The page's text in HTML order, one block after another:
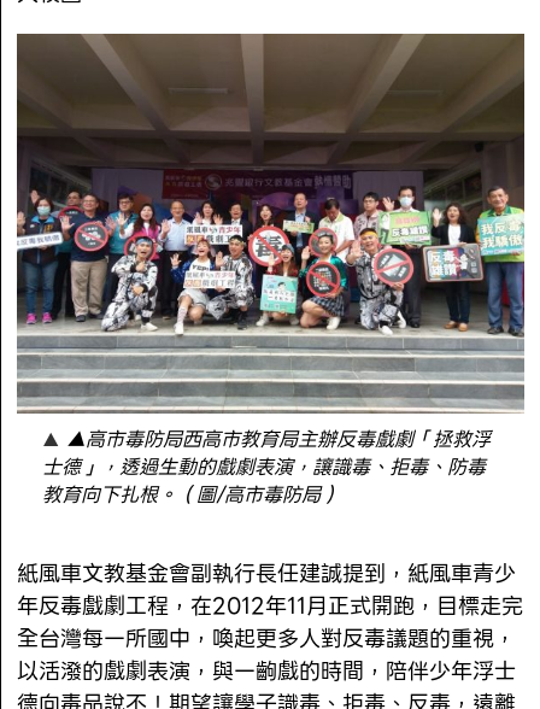
▲高市毒防局西高市教育局主辦反毒戲劇「拯救浮
士德」，透過生動的戲劇表演，讓識毒、拒毒、防毒
教育向下扎根。（圖/高市毒防局）
紙風車文教基金會副執行長任建誠提到，紙風車青少
年反毒戲劇工程，在2012年11月正式開跑，目標走完
全台灣每一所國中，喚起更多人對反毒議題的重視，
以活潑的戲劇表演，與一齣戲的時間，陪伴少年浮士